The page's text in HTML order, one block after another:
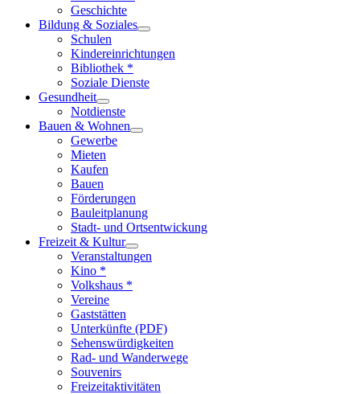
Geschichte
Bildung & Soziales
Schulen
Kindereinrichtungen
Bibliothek *
Soziale Dienste
Gesundheit
Notdienste
Bauen & Wohnen
Gewerbe
Mieten
Kaufen
Bauen
Förderungen
Bauleitplanung
Stadt- und Ortsentwickung
Freizeit & Kultur
Veranstaltungen
Kino *
Volkshaus *
Vereine
Gaststätten
Unterkünfte (PDF)
Sehenswürdigkeiten
Rad- und Wanderwege
Souvenirs
Freizeitaktivitäten